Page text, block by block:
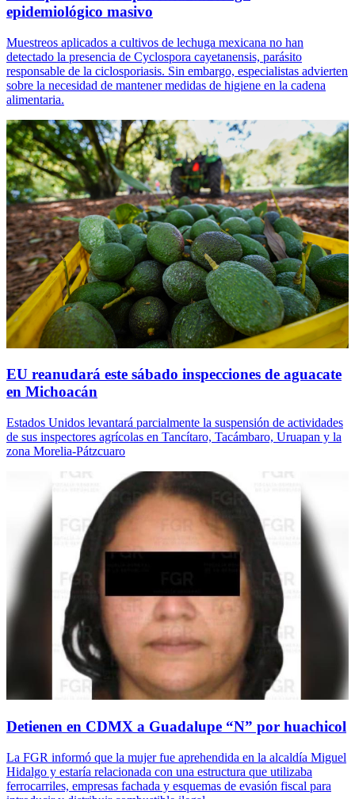
epidemiológico masivo
Muestreos aplicados a cultivos de lechuga mexicana no han
detectado la presencia de Cyclospora cayetanensis, parásito
responsable de la ciclosporiasis. Sin embargo, especialistas advierten
sobre la necesidad de mantener medidas de higiene en la cadena
alimentaria.
EU reanudará este sábado inspecciones de aguacate
en Michoacán
Estados Unidos levantará parcialmente la suspensión de actividades
de sus inspectores agrícolas en Tancítaro, Tacámbaro, Uruapan y la
zona Morelia-Pátzcuaro
Detienen en CDMX a Guadalupe “N” por huachicol
La FGR informó que la mujer fue aprehendida en la alcaldía Miguel
Hidalgo y estaría relacionada con una estructura que utilizaba
ferrocarriles, empresas fachada y esquemas de evasión fiscal para